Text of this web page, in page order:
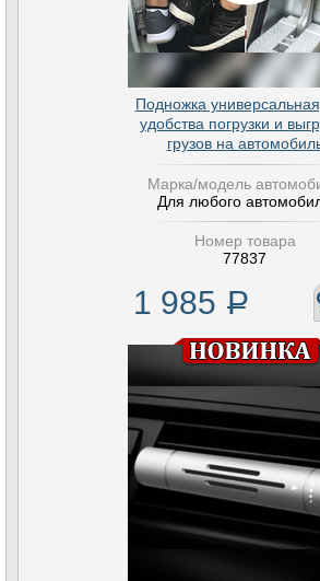
Подножка
удобства погрузки и
грузов на
Марка/модель
Для любого
Номер товара
77837
1 985 Р